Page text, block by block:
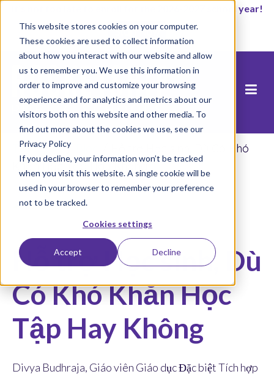
This website stores cookies on your computer.
These cookies are used to collect information
about how you interact with our website and allow
us to remember you. We use this information in
order to improve and customize your browsing
experience and for analytics and metrics about our
visitors both on this website and other media. To
find out more about the cookies we use, see our
Privacy Policy
If you decline, your information won’t be tracked
when you visit this website. A single cookie will be
used in your browser to remember your preference
not to be tracked.
Cookies settings
Accept Decline
It’s not too late to enroll for the 2026-2027 school year!
Start Now
Trang chủ/
Hỗ trợ Học sinh, Dù Có Khó
Khăn Học Tập Hay Không
Hỗ trợ Học sinh, Dù
Có Khó Khăn Học
Tập Hay Không
Divya Budhraja, Giáo viên Giáo dục Đặc biệt Tích hợp